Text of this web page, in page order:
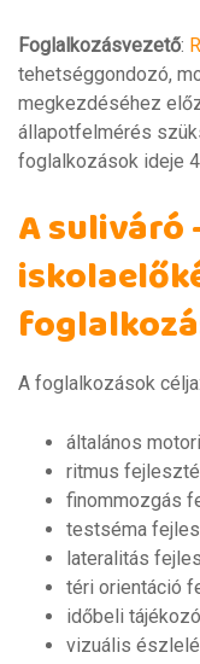
Foglalkozásvezető:
tehetséggondozó,
megkezdéséhez
állapotfelmérés
foglalkozások ideje
A
A foglalkozások célja:
általános
ritmus
finommozgás
testséma
lateralitás
téri orientáció
időbeli
vizuális